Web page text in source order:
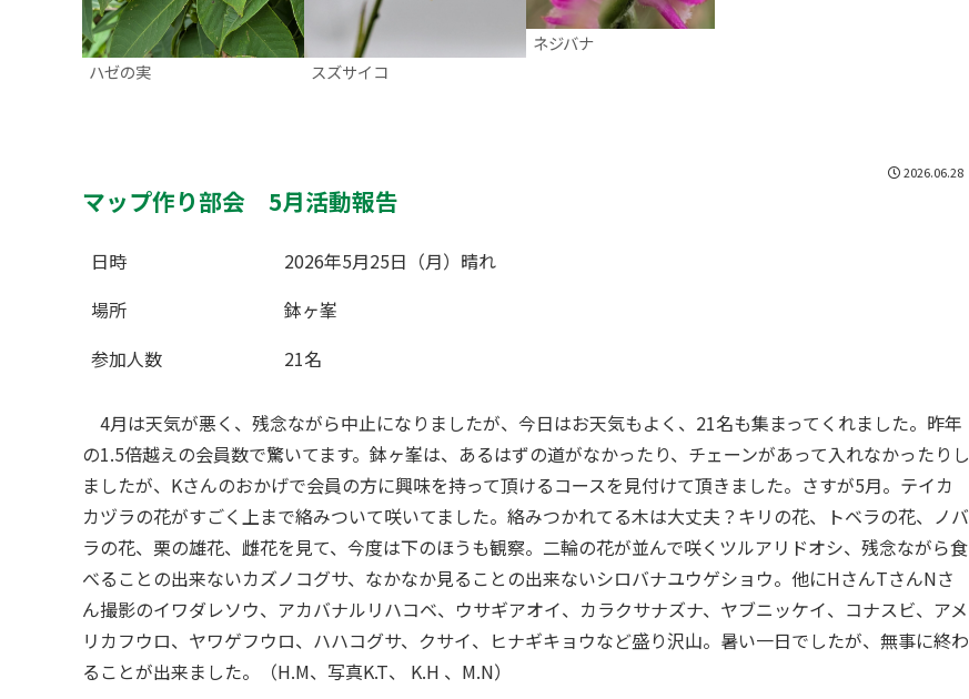
ハゼの実 スズサイコ
ネジバナ
2026.06.28
マップ作り部会 5月活動報告
日時
2026年5月25日（月）晴れ
場所
鉢ヶ峯
参加人数
21名
4月は天気が悪く、残念ながら中止になりましたが、今日はお天気もよく、21名も集まってくれました。昨年
の1.5倍越えの会員数で驚いてます。鉢ヶ峯は、あるはずの道がなかったり、チェーンがあって入れなかったりし
ましたが、Kさんのおかげで会員の方に興味を持って頂けるコースを見付けて頂きました。さすが5月。テイカ
カヅラの花がすごく上まで絡みついて咲いてました。絡みつかれてる木は大丈夫？キリの花、トベラの花、ノバ
ラの花、栗の雄花、雌花を見て、今度は下のほうも観察。二輪の花が並んで咲くツルアリドオシ、残念ながら食
べることの出来ないカズノコグサ、なかなか見ることの出来ないシロバナユウゲショウ。他にHさんTさんNさ
ん撮影のイワダレソウ、アカバナルリハコベ、ウサギアオイ、カラクサナズナ、ヤブニッケイ、コナスビ、アメ
リカフウロ、ヤワゲフウロ、ハハコグサ、クサイ、ヒナギキョウなど盛り沢山。暑い一日でしたが、無事に終わ
ることが出来ました。（H.M、写真K.T、 K.H 、M.N）